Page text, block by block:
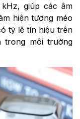
giúp các âm
hiện tượng méo
tỷ lệ tín hiệu trên
trong môi trường